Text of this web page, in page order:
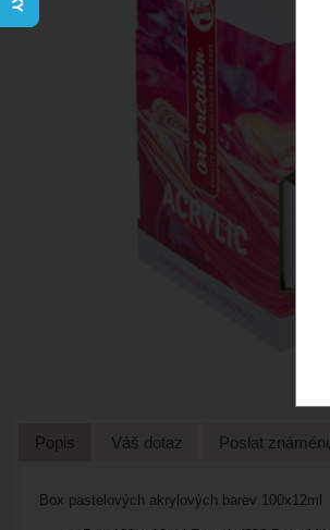
Popis Váš dotaz Poslat
Box pastelových akrylových barev 100x12ml